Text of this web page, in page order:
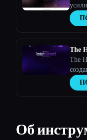
The
The
Об